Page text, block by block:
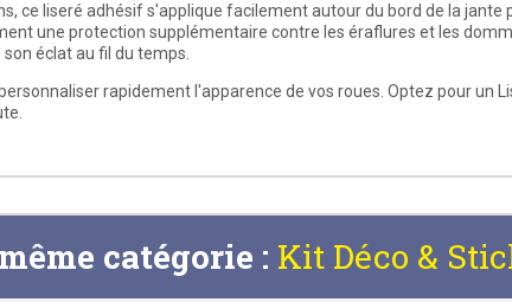
ce liseré adhésif s'applique facilement autour du bord de la
une protection supplémentaire contre les éraflures et les
éclat au fil du temps.
rapidement l'apparence de vos roues. Optez pour un
catégorie : Kit Déco &